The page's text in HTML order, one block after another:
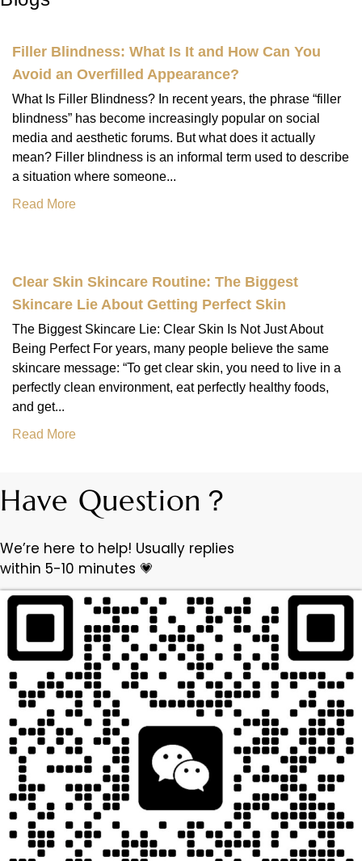
Filler Blindness: What Is It and How Can You
Avoid an Overfilled Appearance?
What Is Filler Blindness? In recent years, the phrase “filler
blindness” has become increasingly popular on social
media and aesthetic forums. But what does it actually
mean? Filler blindness is an informal term used to describe
a situation where someone...
Read More
Clear Skin Skincare Routine: The Biggest
Skincare Lie About Getting Perfect Skin
The Biggest Skincare Lie: Clear Skin Is Not Just About
Being Perfect For years, many people believe the same
skincare message: “To get clear skin, you need to live in a
perfectly clean environment, eat perfectly healthy foods,
and get...
Read More
Have Question？
We’re here to help! Usually replies
within 5-10 minutes 💗